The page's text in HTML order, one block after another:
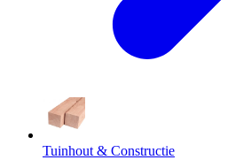
Tuinhout & Constructie